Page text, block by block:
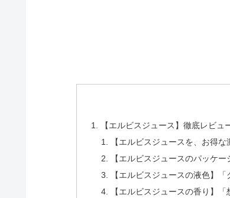
【エルビスジュース】徹底レビュ
【エルビスジュースを、お得な
【エルビスジュースのパッケ
【エルビスジュースの液色】
【エルビスジュースの香り】